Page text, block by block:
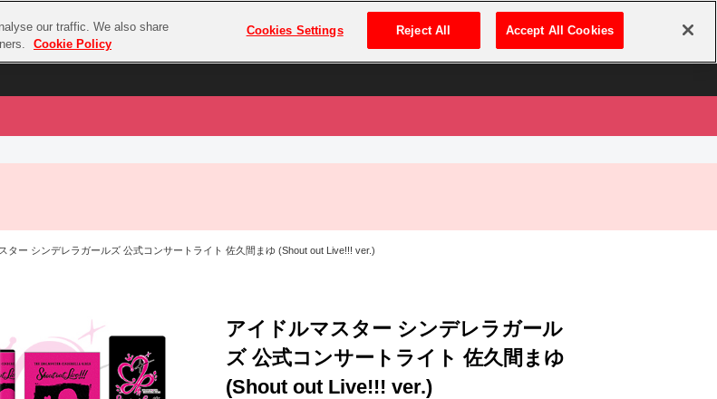
プレミアム会員とは ログイン・新規登録
EVENT
ASOBI STAGEラブライブ！サンシャイン‼
ラブライブ！虹ヶ咲学園スクールアイドル同好会
モフモフパレード
ター シンデレラガールズ 公式コンサートライト 佐久間まゆ (Shout out Live!!! ver.)
アイドルマスター シンデレラガール
ズ 公式コンサートライト 佐久間まゆ
(Shout out Live!!! ver.)
our traffic. We also share
Cookie Policy
Cookies Settings Reject All Accept All Cookies